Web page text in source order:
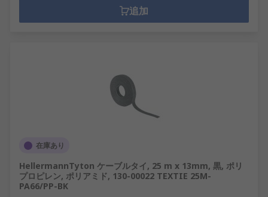
追加
在庫あり
HellermannTyton ケーブルタイ, 25 m x 13mm, 黒, ポリ
プロピレン, ポリアミド, 130-00022 TEXTIE 25M-
PA66/PP-BK